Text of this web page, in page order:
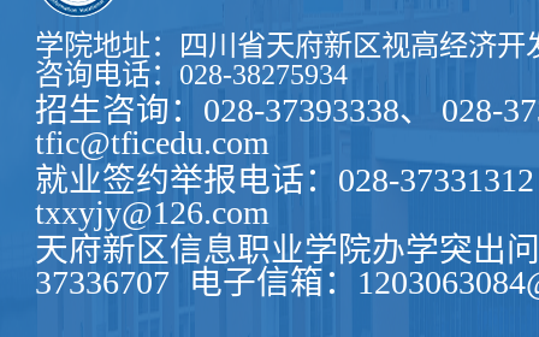
学院地址：四川省天府新区视高经济开
咨询电话：028-38275934
招生咨询：028-37393338、 028-
tfic@tficedu.com
就业签约举报电话：028-37331312
txxyjy@126.com
天府新区信息职业学院办学突出
37336707
电子信箱：